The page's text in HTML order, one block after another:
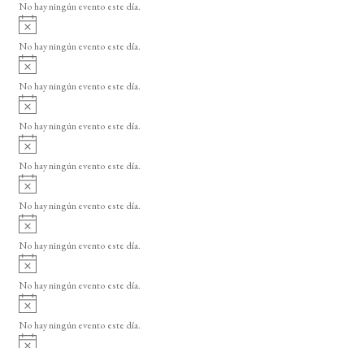
o
i
o
No hay ningún evento este día.
A
v
i
o
No hay ningún evento este día.
A
v
i
o
No hay ningún evento este día.
A
v
i
o
No hay ningún evento este día.
A
v
i
o
No hay ningún evento este día.
A
v
i
o
No hay ningún evento este día.
A
v
i
o
No hay ningún evento este día.
A
v
i
o
No hay ningún evento este día.
A
v
i
No hay ningún evento este día.
A